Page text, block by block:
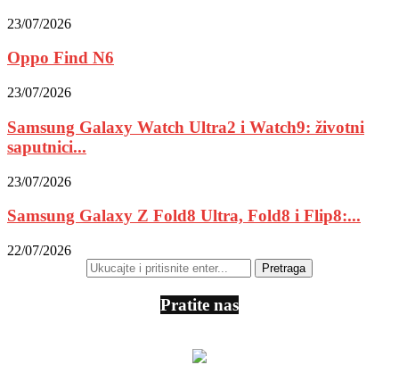
23/07/2026
Oppo Find N6
23/07/2026
Samsung Galaxy Watch Ultra2 i Watch9: životni
saputnici...
23/07/2026
Samsung Galaxy Z Fold8 Ultra, Fold8 i Flip8:...
22/07/2026
Pratite nas